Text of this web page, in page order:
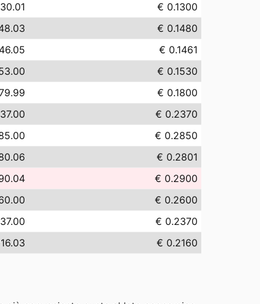
€ 0.1300
€ 0.1480
€ 0.1461
€ 0.1530
€ 0.1800
€ 0.2370
€ 0.2850
€ 0.2801
€ 0.2900
€ 0.2600
€ 0.2370
€ 0.2160